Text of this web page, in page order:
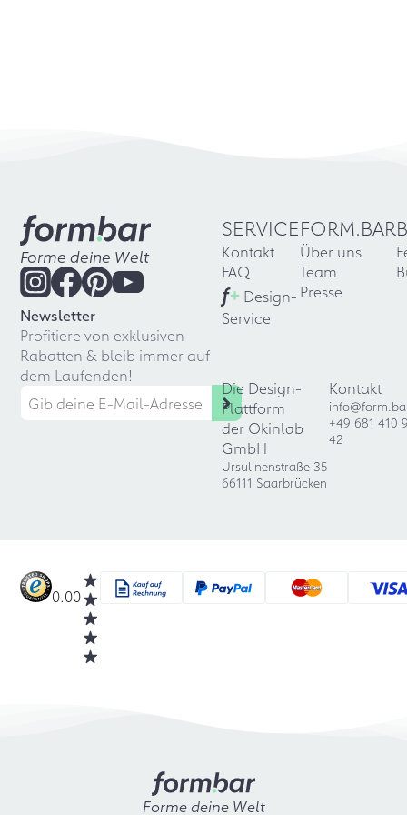
Forme deine Welt
Newsletter
Profitiere von exklusiven
Rabatten & bleib immer auf
dem Laufenden!
SERVICE
Kontakt
FAQ
f+ Design-
Service
FORM.BAR
Über uns
Team
Presse
Die Design-
Plattform
der Okinlab
GmbH
Ursulinenstraße 35
66111 Saarbrücken
Kontakt
+49 681 410
42
0.00
Forme deine Welt